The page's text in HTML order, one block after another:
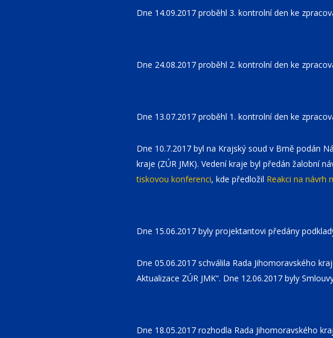
Dne 14.09.2017 proběhl 3. kontrolní den ke
Dne 24.08.2017 proběhl 2. kontrolní den ke
Dne 13.07.2017 proběhl 1. kontrolní den ke
Dne 10.7.2017 byl na Krajský soud v Brně podán
kraje (ZÚR JMK). Vedení kraje byl předán žalobní
tiskovou konferenci, kde předložil Reakci na návrh
Dne 15.06.2017 byly projektantovi předány
Dne 05.06.2017 schválila Rada Jihomoravského
Aktualizace ZÚR JMK“. Dne 12.06.2017 byly
Dne 18.05.2017 rozhodla Rada Jihomoravského